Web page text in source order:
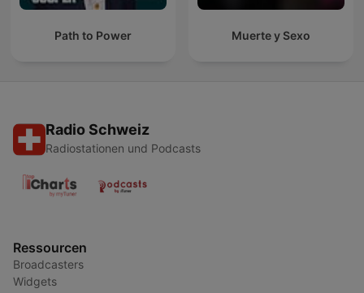
Path to Power Muerte y Sexo
Radio Schweiz
Radiostationen und Podcasts
Ressourcen
Broadcasters
Widgets